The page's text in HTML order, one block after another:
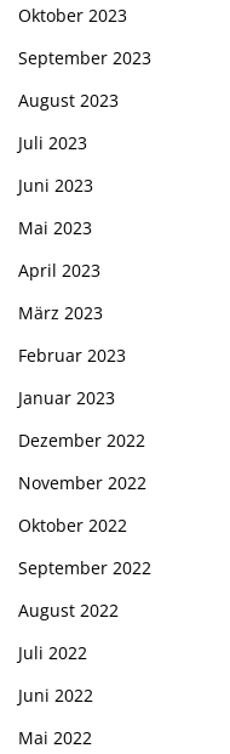
Oktober 2023
September 2023
August 2023
Juli 2023
Juni 2023
Mai 2023
April 2023
März 2023
Februar 2023
Januar 2023
Dezember 2022
November 2022
Oktober 2022
September 2022
August 2022
Juli 2022
Juni 2022
Mai 2022